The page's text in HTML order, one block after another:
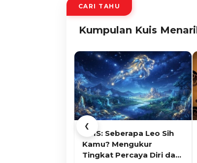
CARI TAHU
Kumpulan Kuis
❮
KUIS: Seberapa Leo Sih
Kamu? Mengukur
Tingkat Percaya Diri dan